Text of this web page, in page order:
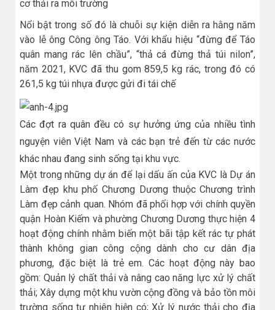
cơ thải ra môi trường
Nổi bật trong số đó là chuỗi sự kiện diễn ra hằng năm
vào lễ ông Công ông Táo. Với khẩu hiệu “đừng để Táo
quân mang rác lên chầu”, “thả cá đừng thả túi nilon”,
năm 2021, KVC đã thu gom 859,5 kg rác, trong đó có
261,5 kg túi nhựa được gửi đi tái chế
Các đợt ra quân đều có sự hưởng ứng của nhiều tình
nguyện viên Việt Nam và các bạn trẻ đến từ các nước
khác nhau đang sinh sống tại khu vực.
Một trong những dự án để lại dấu ấn của KVC là Dự án
Làm đẹp khu phố Chương Dương thuộc Chương trình
Làm đẹp cảnh quan. Nhóm đã phối hợp với chính quyền
quận Hoàn Kiếm và phường Chương Dương thực hiện 4
hoạt động chính nhằm biến một bãi tập kết rác tự phát
thành không gian công cộng dành cho cư dân địa
phương, đặc biệt là trẻ em. Các hoạt động này bao
gồm: Quản lý chất thải và nâng cao năng lực xử lý chất
thải; Xây dựng một khu vườn cộng đồng và bảo tồn môi
trường sống tự nhiên hiện có; Xử lý nước thải cho địa